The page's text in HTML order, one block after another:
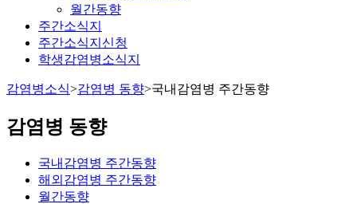
월간동향
주간소식지
주간소식지신청
학생감염병소식지
감염병소식>감염병 동향>국내감염병 주간동향
감염병 동향
국내감염병 주간동향
해외감염병 주간동향
월간동향